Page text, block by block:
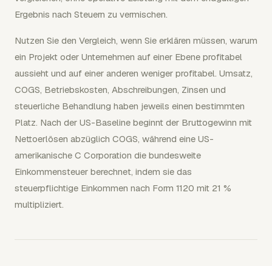
Ergebnis nach Steuern zu vermischen.
Nutzen Sie den Vergleich, wenn Sie erklären müssen, warum
ein Projekt oder Unternehmen auf einer Ebene profitabel
aussieht und auf einer anderen weniger profitabel. Umsatz,
COGS, Betriebskosten, Abschreibungen, Zinsen und
steuerliche Behandlung haben jeweils einen bestimmten
Platz. Nach der US-Baseline beginnt der Bruttogewinn mit
Nettoerlösen abzüglich COGS, während eine US-
amerikanische C Corporation die bundesweite
Einkommensteuer berechnet, indem sie das
steuerpflichtige Einkommen nach Form 1120 mit 21 %
multipliziert.